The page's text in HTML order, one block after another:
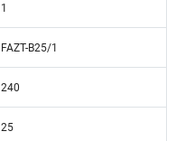
1
FAZT-B25/1
240
25